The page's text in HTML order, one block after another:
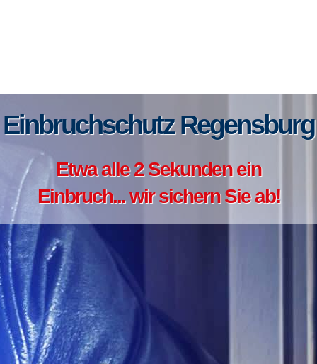
Einbruchschutz Regensburg
Etwa alle 2 Sekunden ein
Einbruch... wir sichern Sie ab!